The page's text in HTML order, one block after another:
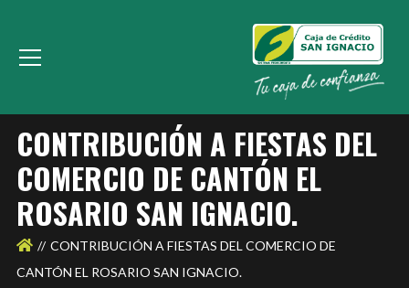
CONTRIBUCIÓN A FIESTAS DEL
COMERCIO DE CANTÓN EL
ROSARIO SAN IGNACIO.
CONTRIBUCIÓN A FIESTAS DEL COMERCIO DE
CANTÓN EL ROSARIO SAN IGNACIO.